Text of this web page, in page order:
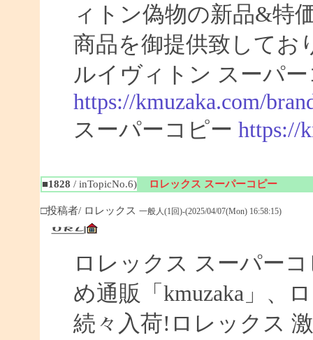
ィトン偽物の新品&特
商品を御提供致してお
ルイヴィトン スーパ
https://kmuzaka.com/
スーパーコピー https://
■1828 / inTopicNo.6) ロレックス スーパーコピー
□投稿者/ ロレックス 一般人(1回)-(2025/04/07(Mon) 16:58:15)
ロレックス スーパー
め通販「kmuzaka」、
続々入荷!ロレックス